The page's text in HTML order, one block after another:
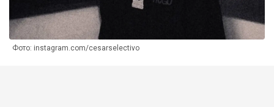
Фото: instagram.com/cesarselectivo